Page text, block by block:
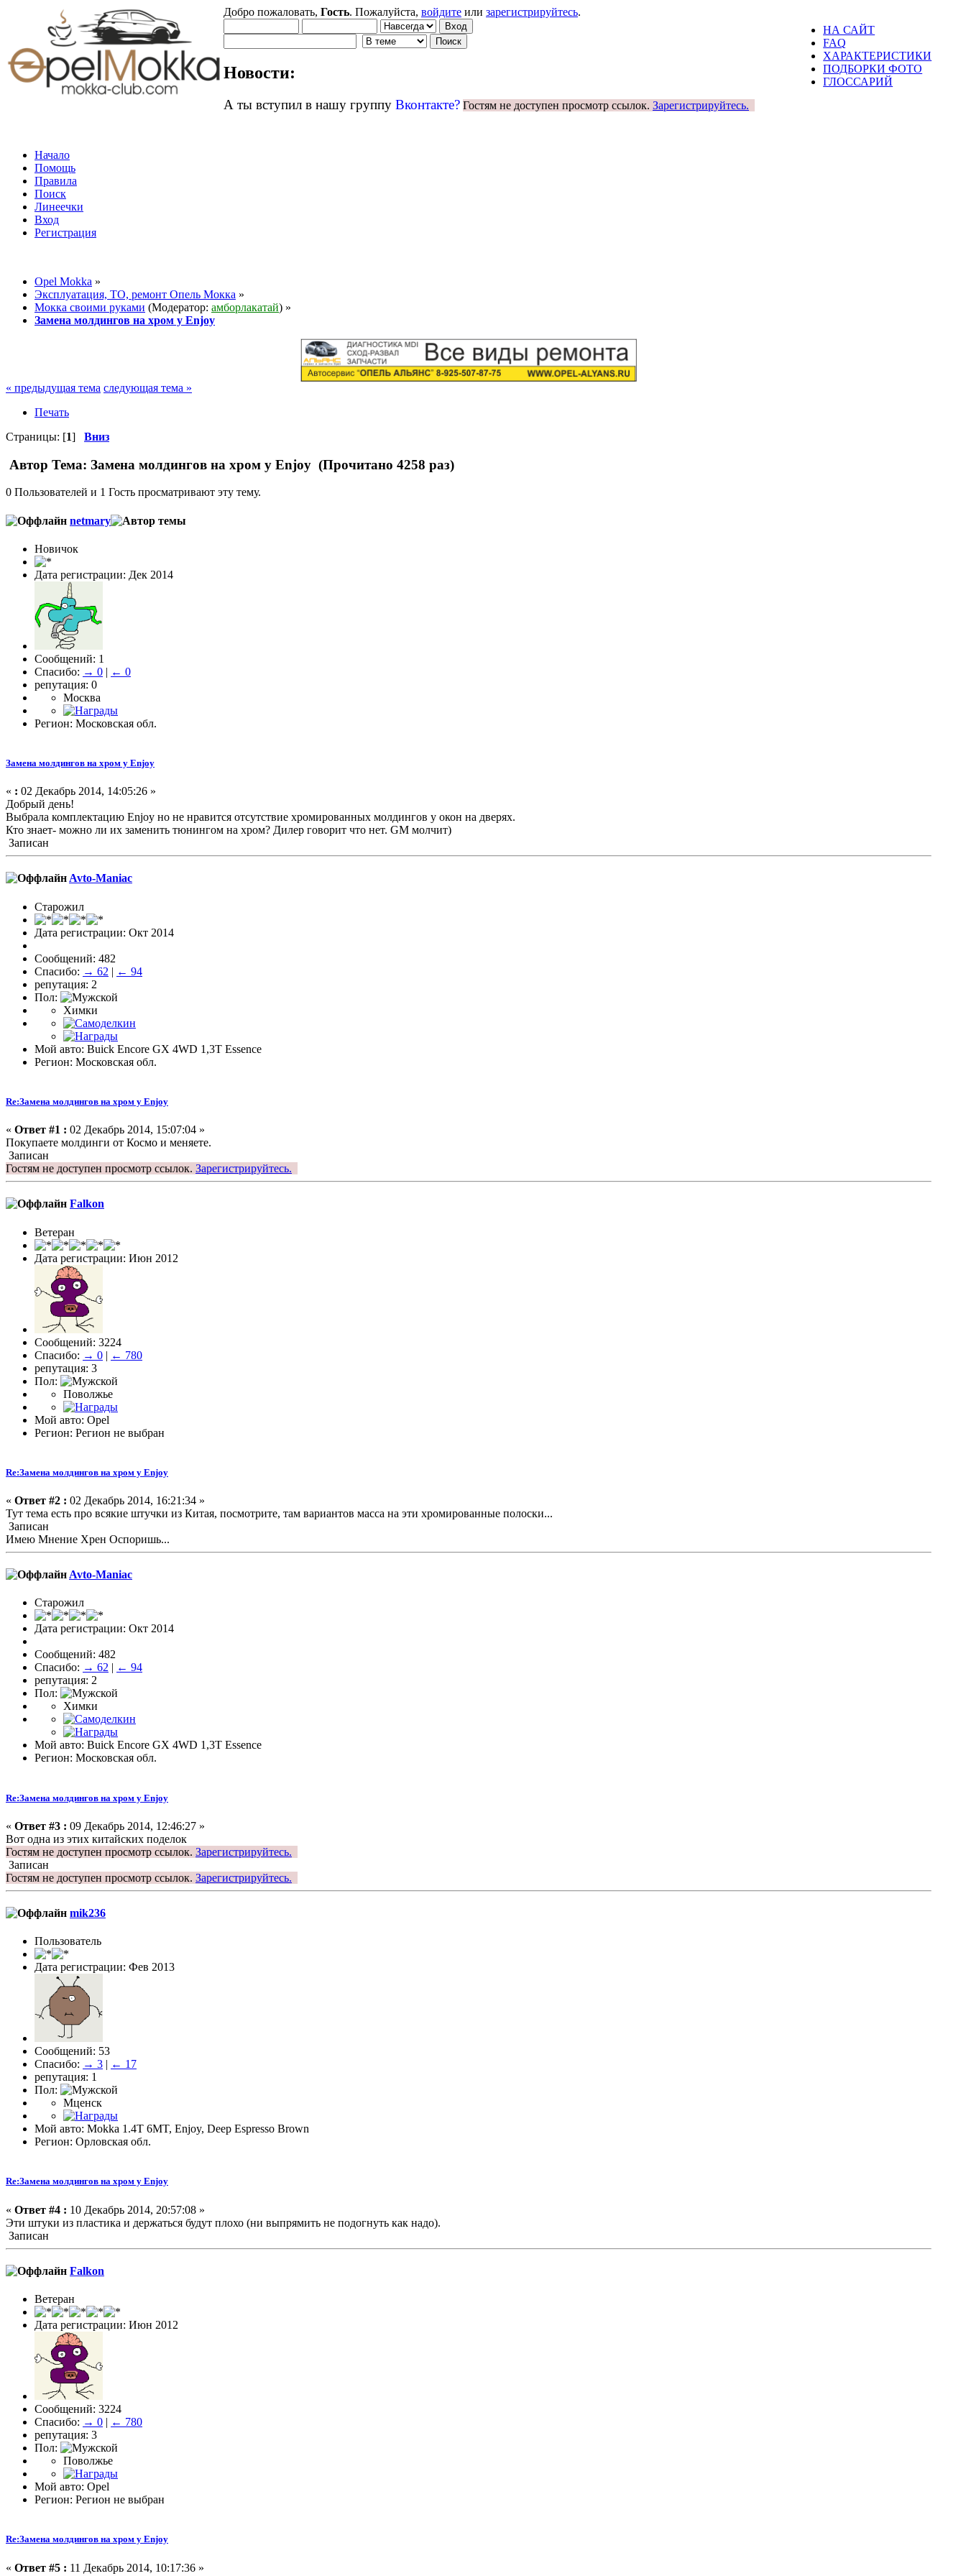
НА САЙТ
FAQ
ХАРАКТЕРИСТИКИ
ПОДБОРКИ ФОТО
ГЛОССАРИЙ
Добро пожаловать, Гость. Пожалуйста, войдите или зарегистрируйтесь.
Новости:
А ты вступил в нашу группу Вконтакте? Гостям не доступен просмотр ссылок. Зарегистрируйтесь.
Начало
Помощь
Правила
Поиск
Линеечки
Вход
Регистрация
Opel Mokka »
Эксплуатация, ТО, ремонт Опель Мокка »
Мокка своими руками (Модератор: амборлакатай) »
Замена молдингов на хром у Enjoy
« предыдущая тема следующая тема »
Печать
Страницы: [1] Вниз
Автор Тема: Замена молдингов на хром у Enjoy (Прочитано 4258 раз)
0 Пользователей и 1 Гость просматривают эту тему.
netmary
Новичок
Дата регистрации: Дек 2014
Сообщений: 1
Спасибо: → 0 | ← 0
репутация: 0
Москва
Регион: Московская обл.
Замена молдингов на хром у Enjoy
« : 02 Декабрь 2014, 14:05:26 »
Добрый день!
Выбрала комплектацию Enjoy но не нравится отсутствие хромированных молдингов у окон на дверях.
Кто знает- можно ли их заменить тюнингом на хром? Дилер говорит что нет. GM молчит)
Записан
Avto-Maniac
Старожил
Дата регистрации: Окт 2014
Сообщений: 482
Спасибо: → 62 | ← 94
репутация: 2
Пол:
Химки
Мой авто: Buick Encore GX 4WD 1,3T Essence
Регион: Московская обл.
Re:Замена молдингов на хром у Enjoy
« Ответ #1 : 02 Декабрь 2014, 15:07:04 »
Покупаете молдинги от Космо и меняете.
Записан
Гостям не доступен просмотр ссылок. Зарегистрируйтесь.
Falkon
Ветеран
Дата регистрации: Июн 2012
Сообщений: 3224
Спасибо: → 0 | ← 780
репутация: 3
Пол:
Поволжье
Мой авто: Opel
Регион: Регион не выбран
Re:Замена молдингов на хром у Enjoy
« Ответ #2 : 02 Декабрь 2014, 16:21:34 »
Тут тема есть про всякие штучки из Китая, посмотрите, там вариантов масса на эти хромированные полоски...
Записан
Имею Мнение Хрен Оспоришь...
Avto-Maniac
Старожил
Дата регистрации: Окт 2014
Сообщений: 482
Спасибо: → 62 | ← 94
репутация: 2
Пол:
Химки
Мой авто: Buick Encore GX 4WD 1,3T Essence
Регион: Московская обл.
Re:Замена молдингов на хром у Enjoy
« Ответ #3 : 09 Декабрь 2014, 12:46:27 »
Вот одна из этих китайских поделок
Гостям не доступен просмотр ссылок. Зарегистрируйтесь.
Записан
Гостям не доступен просмотр ссылок. Зарегистрируйтесь.
mik236
Пользователь
Дата регистрации: Фев 2013
Сообщений: 53
Спасибо: → 3 | ← 17
репутация: 1
Пол:
Мценск
Мой авто: Mokka 1.4T 6MT, Enjoy, Deep Espresso Brown
Регион: Орловская обл.
Re:Замена молдингов на хром у Enjoy
« Ответ #4 : 10 Декабрь 2014, 20:57:08 »
Эти штуки из пластика и держаться будут плохо (ни выпрямить не подогнуть как надо).
Записан
Falkon
Ветеран
Дата регистрации: Июн 2012
Сообщений: 3224
Спасибо: → 0 | ← 780
репутация: 3
Пол:
Поволжье
Мой авто: Opel
Регион: Регион не выбран
Re:Замена молдингов на хром у Enjoy
« Ответ #5 : 11 Декабрь 2014, 10:17:36 »